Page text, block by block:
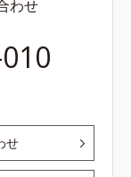
わせ
せ